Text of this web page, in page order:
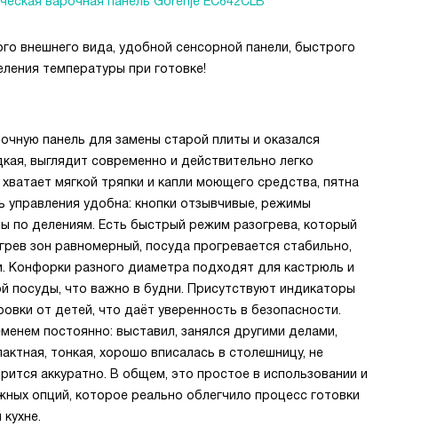
внешнего вида, удобной сенсорной панели, быстрого
температуры при готовке!
панель для замены старой плиты и оказался
выглядит современно и действительно легко
мягкой тряпки и капли моющего средства, пятна
управления удобна: кнопки отзывчивые, режимы
по делениям. Есть быстрый режим разогрева, который
зон равномерный, посуда прогревается стабильно,
Конфорки разного диаметра подходят для кастрюль и
посуды, что важно в будни. Присутствуют индикаторы
от детей, что даёт уверенность в безопасности.
постоянно: выставил, занялся другими делами,
тонкая, хорошо вписалась в столешницу, не
аккуратно. В общем, это простое в использовании и
опций, которое реально облегчило процесс готовки